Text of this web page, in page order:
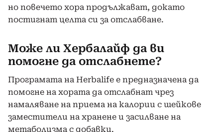
но повечето хора продължават, докато
постигнат целта си за отслабване.
Може ли Хербалайф да ви
помогне да отслабнете?
Програмата на Herbalife е предназначена да
помогне на хората да отслабнат чрез
намаляване на приема на калории с шейкове
заместители на хранене и засилване на
метаболизма с добавки.